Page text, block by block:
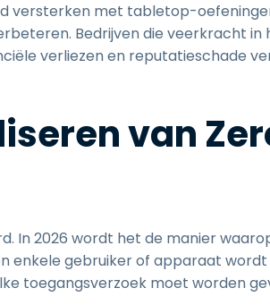
versterken met tabletop-
Bedrijven die veerkracht in
verliezen en reputatieschade
van
In 2026 wordt het de manier
enkele gebruiker of apparaat
toegangsverzoek moet worden